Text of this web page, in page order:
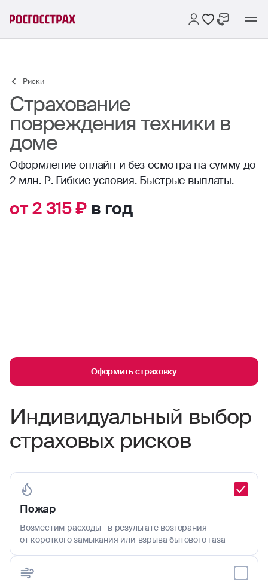
Риски
Страхование
повреждения техники в
доме
Оформление онлайн и без осмотра на сумму до
2 млн. ₽. Гибкие условия. Быстрые выплаты.
от 2 315 ₽ в год
Оформить страховку
Индивидуальный выбор
страховых рисков
Пожар
Возместим расходы в результате возгорания
от короткого замыкания или взрыва бытового газа